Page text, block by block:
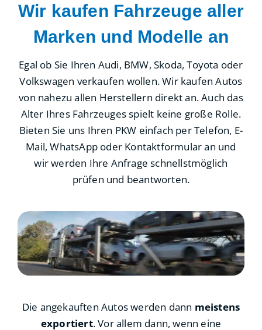
Wir kaufen Fahrzeuge aller
Marken und Modelle an
Egal ob Sie Ihren Audi, BMW, Skoda, Toyota oder
Volkswagen verkaufen wollen. Wir kaufen Autos
von nahezu allen Herstellern direkt an. Auch das
Alter Ihres Fahrzeuges spielt keine große Rolle.
Bieten Sie uns Ihren PKW einfach per Telefon, E-
Mail, WhatsApp oder Kontaktformular an und
wir werden Ihre Anfrage schnellstmöglich
prüfen und beantworten.
Die angekauften Autos werden dann meistens
exportiert. Vor allem dann, wenn eine